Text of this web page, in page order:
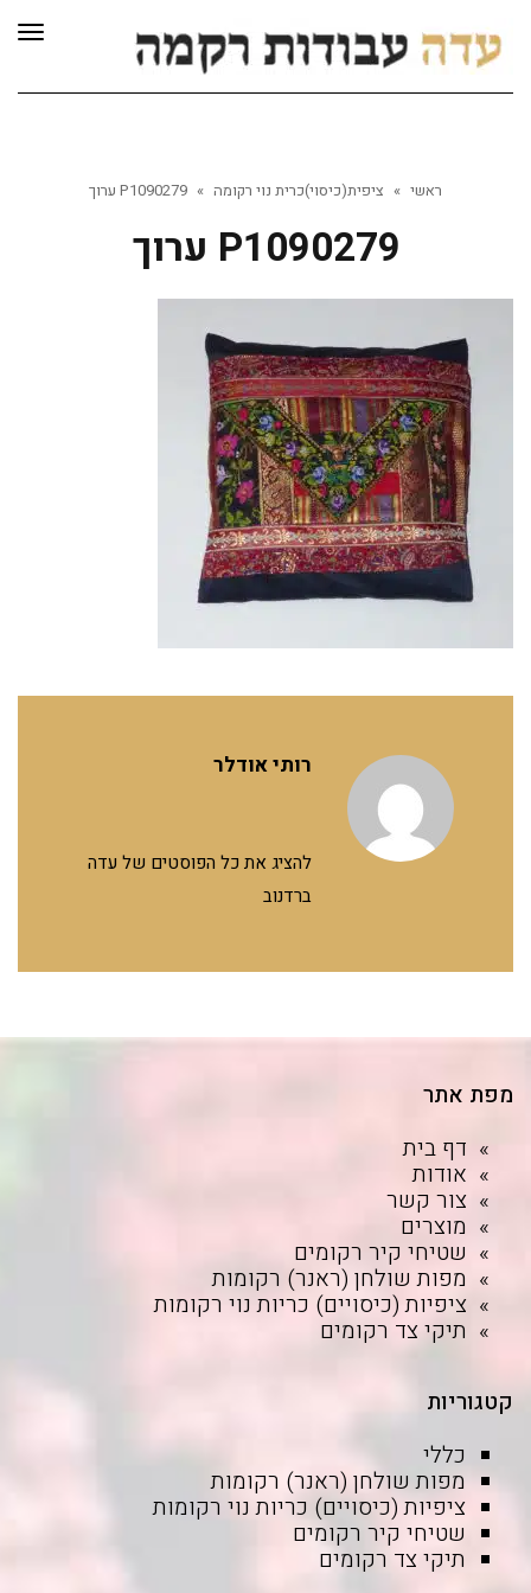
ראשי » ציפית(כיסוי)כרית נוי רקומה » P1090279 ערוך
P1090279 ערוך
רותי אודלר
להציג את כל הפוסטים של עדה
ברדנוב
מפת אתר
דף בית
אודות
צור קשר
מוצרים
שטיחי קיר רקומים
מפות שולחן (ראנר) רקומות
ציפיות (כיסויים) כריות נוי רקומות
תיקי צד רקומים
קטגוריות
כללי
מפות שולחן (ראנר) רקומות
ציפיות (כיסויים) כריות נוי רקומות
שטיחי קיר רקומים
תיקי צד רקומים